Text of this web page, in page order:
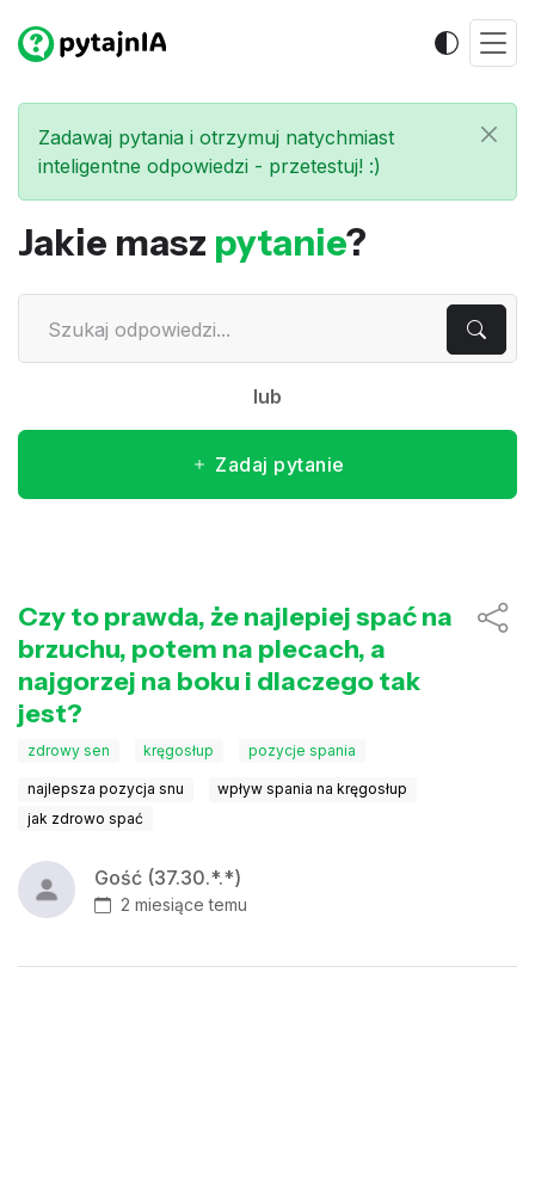
Zadawaj pytania i otrzymuj natychmiast
inteligentne odpowiedzi - przetestuj! :)
Jakie masz pytanie?
lub
Zadaj pytanie
Czy to prawda, że najlepiej spać na
brzuchu, potem na plecach, a
najgorzej na boku i dlaczego tak
jest?
zdrowy sen kręgosłup pozycje spania
najlepsza pozycja snu
wpływ spania na kręgosłup
jak zdrowo spać
Gość (37.30.*.*)
2 miesiące temu